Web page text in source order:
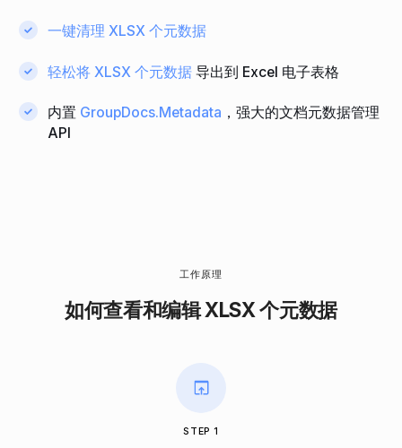
一键清理 XLSX 个元数据
轻松将 XLSX 个元数据导出到 Excel 电子表格
内置 GroupDocs.Metadata ，强大的文档元数据管理
API
工作原理
如何查看和编辑 XLSX 个元数据
STEP 1